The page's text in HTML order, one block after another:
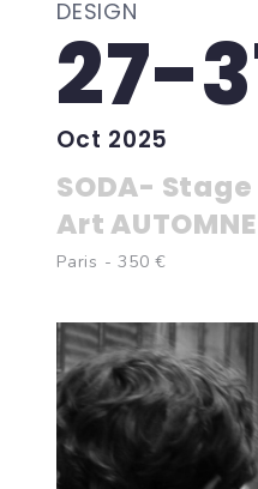
DESIGN
27-
Oct 2025
SODA-
Art AUTOMNE
Paris - 350 €